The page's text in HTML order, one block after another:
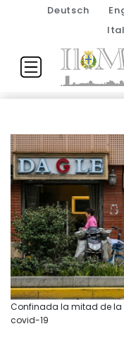
Deutsch
Confinada la mitad de
covid-19